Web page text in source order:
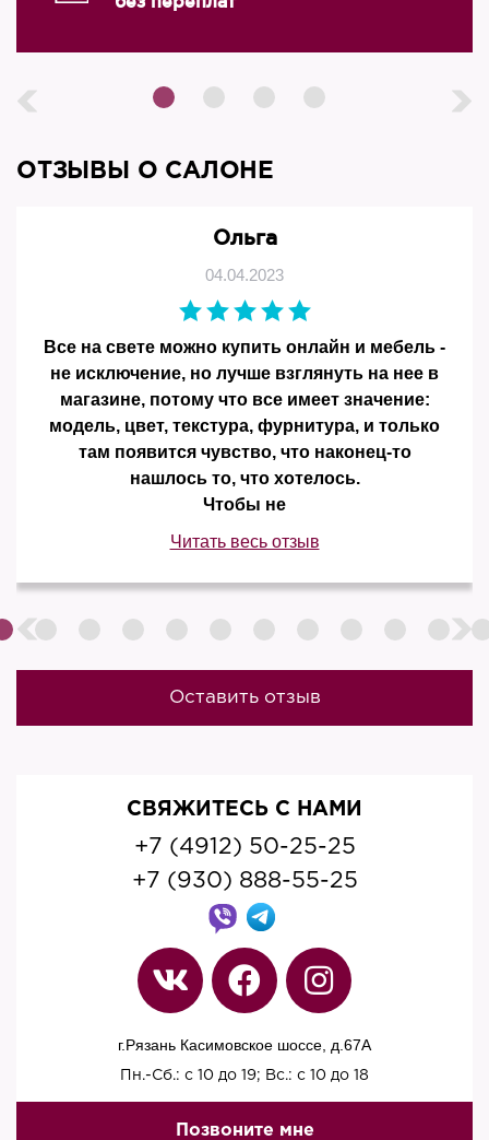
ОТЗЫВЫ О САЛОНЕ
Ольга
04.04.2023
Все на свете можно купить онлайн и мебель -
не исключение, но лучше взглянуть на нее в
магазине, потому что все имеет значение:
модель, цвет, текстура, фурнитура, и только
там появится чувство, что наконец-то
нашлось то, что хотелось.
Чтобы не
Читать весь отзыв
Оставить отзыв
СВЯЖИТЕСЬ С НАМИ
+7 (4912) 50-25-25
+7 (930) 888-55-25
г.Рязань Касимовское шоссе, д.67A
Пн.-Сб.: с 10 до 19; Вс.: с 10 до 18
Позвоните мне